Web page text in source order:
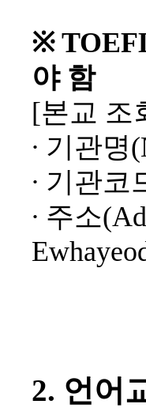
※
야 함
[본교 조
∙ 기관명
∙ 기관코
∙ 주소
2. 언어